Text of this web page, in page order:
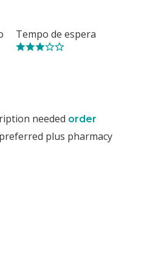
Tempo de espera
needed order
preferred plus pharmacy